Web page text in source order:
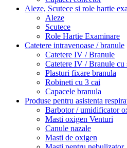
Aleze, Scutece si role hartie
Aleze
Scutece
Role Hartie Examinare
Catetere intravenoase / branule
Catetere IV / Branule
Catetere IV / Branule cu
Plasturi fixare branula
Robineti cu 3 cai
Capacele branula
Produse pentru asistenta
Barbotor / umidificator
Masti oxigen Venturi
Canule nazale
Masti de oxigen